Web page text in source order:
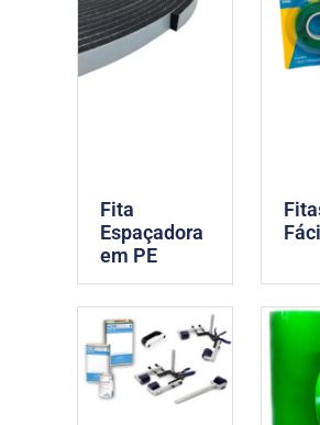
Fita
Espaçadora
em PE